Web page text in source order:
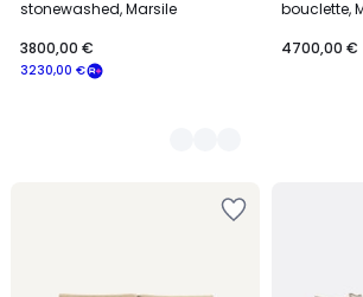
stonewashed, Marsile
3230,00 €
3800,00 €
bouclette,
4700,00 €